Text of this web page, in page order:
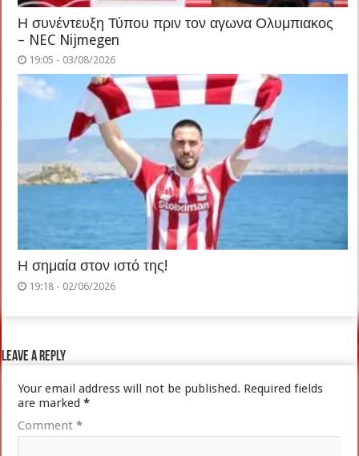
Η συνέντευξη Τύπου πριν τον αγωνα Ολυμπιακος
– NEC Nijmegen
19:05 - 03/08/2026
Η σημαία στον ιστό της!
19:18 - 02/06/2026
Leave a Reply
Your email address will not be published. Required fields
are marked*
Comment*